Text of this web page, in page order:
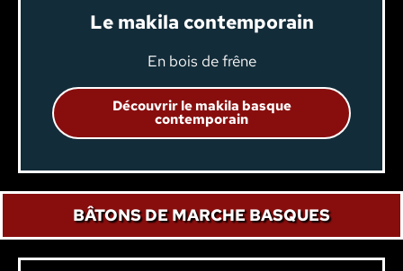
Le makila contemporain
En bois de frêne
Découvrir le makila basque
contemporain
BÂTONS DE MARCHE BASQUES